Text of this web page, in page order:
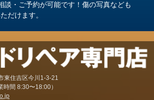
談・ご予約が可能です！傷の写真なども
だけます。
東住吉区今川1-3-21
時間 8:30〜18:00）